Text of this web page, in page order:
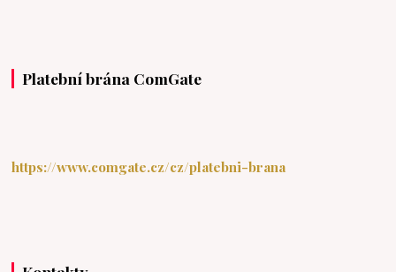
Platební brána ComGate
https://www.comgate.cz/cz/platebni-brana